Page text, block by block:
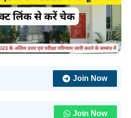
Join Now
Join Now